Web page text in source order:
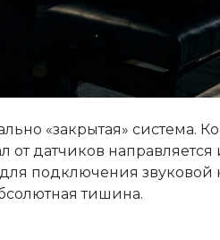
«закрытая» система.
датчиков
подключения звуковой
тишина.